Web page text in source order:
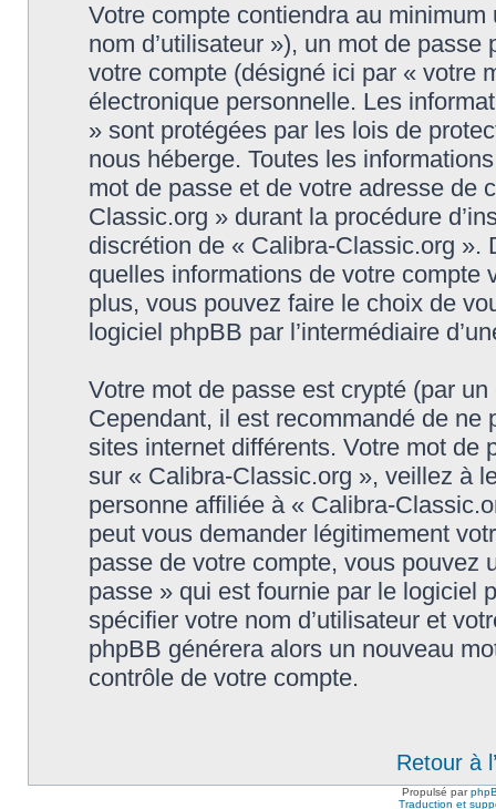
Votre compte contiendra au
nom d’utilisateur »), un mot de
votre compte (désigné ici par « votre
électronique personnelle. Les
» sont protégées par les lois de
nous héberge. Toutes les
mot de passe et de votre adresse de
Classic.org » durant la procédure
discrétion de « Calibra-Classic.org
quelles informations de votre compte
plus, vous pouvez faire le choix de
logiciel phpBB par l’intermédiaire
Votre mot de passe est crypté (par
Cependant, il est recommandé de
sites internet différents. Votre mot de
sur « Calibra-Classic.org », veillez à
personne affiliée à « Calibra-
peut vous demander légitimement
passe de votre compte, vous pouvez
passe » qui est fournie par le logiciel
spécifier votre nom d’utilisateur et
phpBB générera alors un nouveau
contrôle de votre compte.
Retour à
Propulsé par
Traduction et